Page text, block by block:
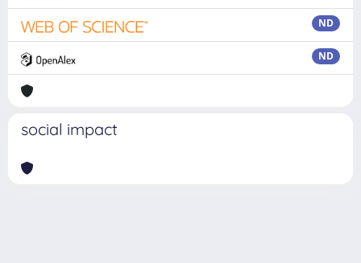
ND
ND
social impact